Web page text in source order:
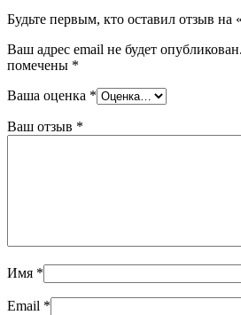
Будьте первым, кто оставил отзыв на
Ваш адрес email не будет опубликован.
помечены *
Ваша оценка *
Ваш отзыв *
Имя *
Email *